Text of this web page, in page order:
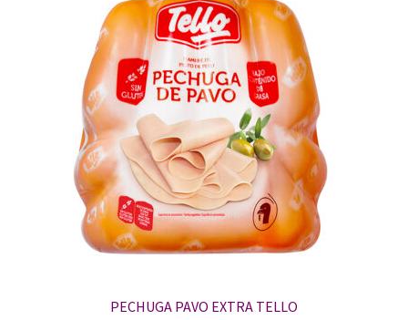
PECHUGA PAVO EXTRA TELLO